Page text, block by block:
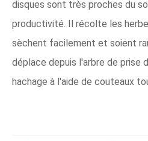
disques sont très proches du
productivité. Il récolte les
sèchent facilement et soient
déplace depuis l'arbre de
hachage à l'aide de couteaux